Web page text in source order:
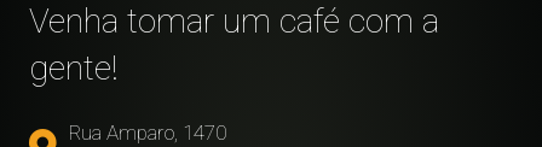
Venha tomar um café com a
gente!
Rua Amparo, 1470